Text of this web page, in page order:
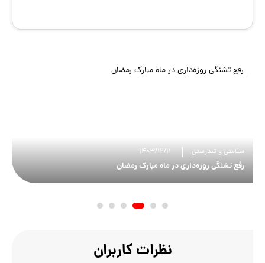
سلامتی و تندرستی 1403/12/11
رفع تشنگی روزه‌داری در ماه مبارک رمضان
نظرات کاربران